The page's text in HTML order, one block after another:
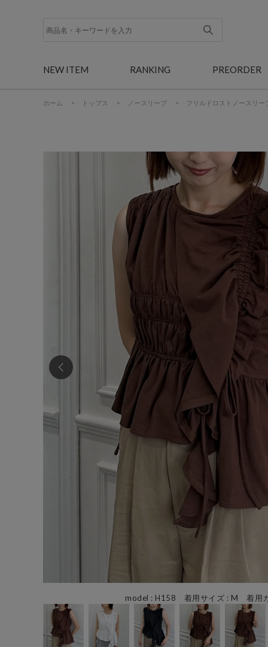
NEW ITEM RANKING PREORDER
ホーム > トップス > ノースリーブ > フリルドロストノースリー
model : H158 着用サイズ : M 着用